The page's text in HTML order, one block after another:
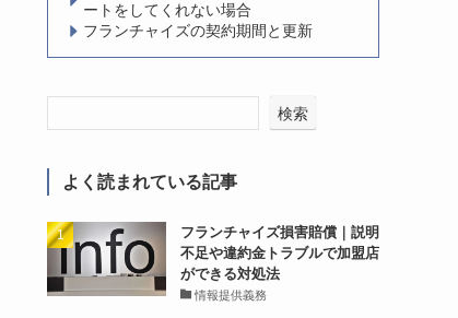
ートをしてくれない場合
フランチャイズの契約期間と更新
検索
よく読まれている記事
フランチャイズ損害賠償｜説明
不足や違約金トラブルで加盟店
ができる対処法
情報提供義務